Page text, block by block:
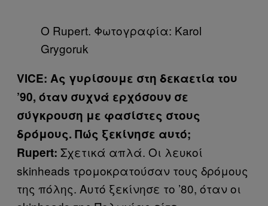
Ο Rupert. Φωτογραφία: Karol
Grygoruk
VICE: Ας γυρίσουμε στη δεκαετία του
’90, όταν συχνά ερχόσουν σε
σύγκρουση με φασίστες στους
δρόμους. Πώς ξεκίνησε αυτό;
Rupert: Σχετικά απλά. Οι λευκοί
skinheads τρομοκρατούσαν τους δρόμους
της πόλης. Αυτό ξεκίνησε το ’80, όταν οι